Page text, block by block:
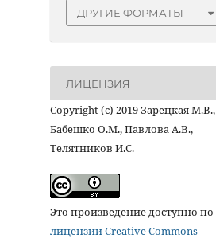
ДРУГИЕ ФОРМАТЫ
ЛИЦЕНЗИЯ
Copyright (c) 2019 Зарецкая М.В.,
Бабешко О.М., Павлова А.В.,
Телятников И.С.
Это произведение доступно по
лицензии Creative Commons